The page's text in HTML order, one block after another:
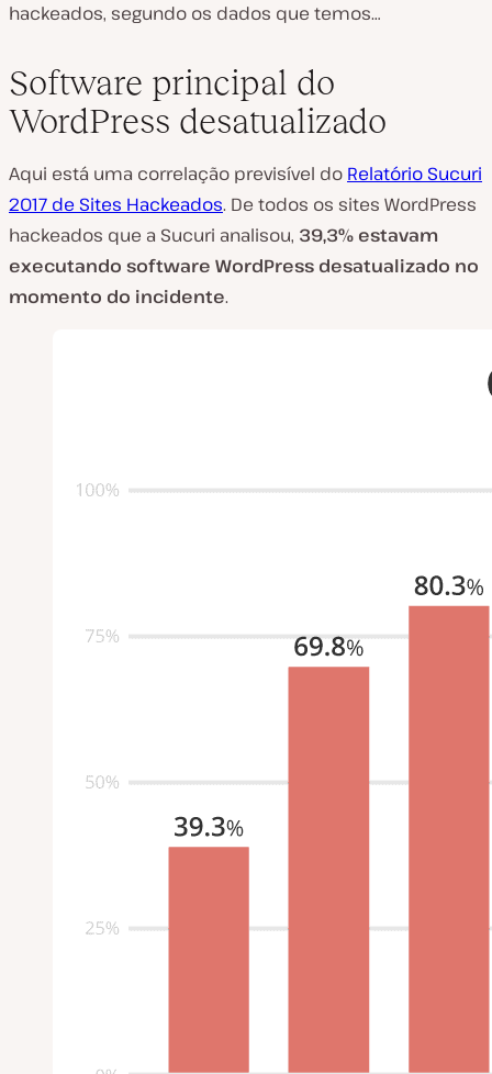
hackeados, segundo os dados que temos…
Software principal do
WordPress desatualizado
Aqui está uma correlação previsível do Relatório Sucuri
2017 de Sites Hackeados. De todos os sites WordPress
hackeados que a Sucuri analisou, 39,3% estavam
executando software WordPress desatualizado no
momento do incidente.